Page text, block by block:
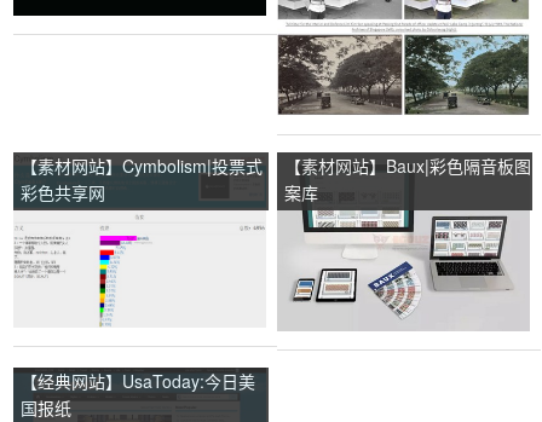
【素材网站】Cymbolism|投票式
彩色共享网
【素材网站】Baux|彩色隔音板图
案库
【经典网站】UsaToday:今日美
国报纸